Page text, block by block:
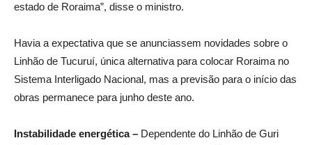
estado de Roraima”, disse o ministro.
Havia a expectativa que se anunciassem novidades sobre o
Linhão de Tucuruí, única alternativa para colocar Roraima no
Sistema Interligado Nacional, mas a previsão para o início das
obras permanece para junho deste ano.
Instabilidade energética – Dependente do Linhão de Guri